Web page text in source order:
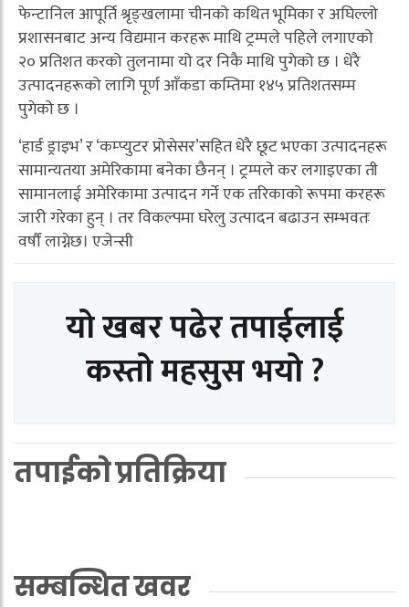
फेन्टानिल आपूर्ति श्रृङ्खलामा चीनको कथित भूमिका र अघिल्लो
प्रशासनबाट अन्य विद्यमान करहरू माथि ट्रम्पले पहिले लगाएको
२० प्रतिशत करको तुलनामा यो दर निकै माथि पुगेको छ । धेरै
उत्पादनहरूको लागि पूर्ण आँकडा कम्तिमा १४५ प्रतिशतसम्म
पुगेको छ ।
‘हार्ड ड्राइभ’ र ‘कम्प्युटर प्रोसेसर’सहित धेरै छूट भएका उत्पादनहरू
सामान्यतया अमेरिकामा बनेका छैनन् । ट्रम्पले कर लगाइएका ती
सामानलाई अमेरिकामा उत्पादन गर्ने एक तरिकाको रूपमा करहरू
जारी गरेका हुन् । तर विकल्पमा घरेलु उत्पादन बढाउन सम्भवतः
वर्षौं लाग्नेछ। एजेन्सी
यो खबर पढेर तपाईलाई
कस्तो महसुस भयो ?
तपाईको प्रतिक्रिया
सम्बन्धित खवर